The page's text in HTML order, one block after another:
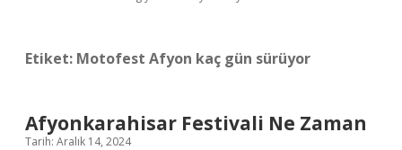
Etiket: Motofest Afyon kaç gün sürüyor
Afyonkarahisar Festivali Ne Zaman
Tarih: Aralık 14, 2024